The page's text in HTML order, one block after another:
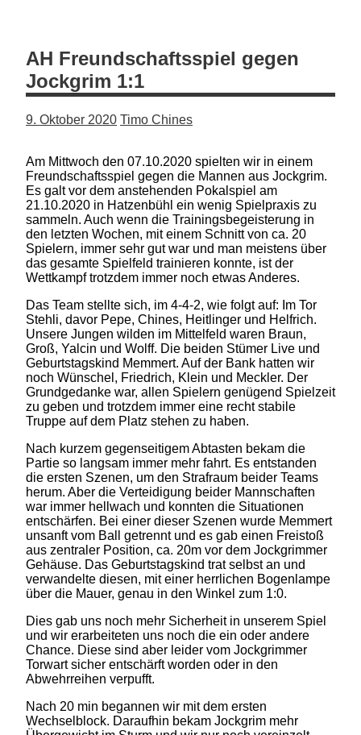
AH Freundschaftsspiel gegen
Jockgrim 1:1
9. Oktober 2020 Timo Chines
Am Mittwoch den 07.10.2020 spielten wir in einem
Freundschaftsspiel gegen die Mannen aus Jockgrim.
Es galt vor dem anstehenden Pokalspiel am
21.10.2020 in Hatzenbühl ein wenig Spielpraxis zu
sammeln. Auch wenn die Trainingsbegeisterung in
den letzten Wochen, mit einem Schnitt von ca. 20
Spielern, immer sehr gut war und man meistens über
das gesamte Spielfeld trainieren konnte, ist der
Wettkampf trotzdem immer noch etwas Anderes.
Das Team stellte sich, im 4-4-2, wie folgt auf: Im Tor
Stehli, davor Pepe, Chines, Heitlinger und Helfrich.
Unsere Jungen wilden im Mittelfeld waren Braun,
Groß, Yalcin und Wolff. Die beiden Stümer Live und
Geburtstagskind Memmert. Auf der Bank hatten wir
noch Wünschel, Friedrich, Klein und Meckler. Der
Grundgedanke war, allen Spielern genügend Spielzeit
zu geben und trotzdem immer eine recht stabile
Truppe auf dem Platz stehen zu haben.
Nach kurzem gegenseitigem Abtasten bekam die
Partie so langsam immer mehr fahrt. Es entstanden
die ersten Szenen, um den Strafraum beider Teams
herum. Aber die Verteidigung beider Mannschaften
war immer hellwach und konnten die Situationen
entschärfen. Bei einer dieser Szenen wurde Memmert
unsanft vom Ball getrennt und es gab einen Freistoß
aus zentraler Position, ca. 20m vor dem Jockgrimmer
Gehäuse. Das Geburtstagskind trat selbst an und
verwandelte diesen, mit einer herrlichen Bogenlampe
über die Mauer, genau in den Winkel zum 1:0.
Dies gab uns noch mehr Sicherheit in unserem Spiel
und wir erarbeiteten uns noch die ein oder andere
Chance. Diese sind aber leider vom Jockgrimmer
Torwart sicher entschärft worden oder in den
Abwehrreihen verpufft.
Nach 20 min begannen wir mit dem ersten
Wechselblock. Daraufhin bekam Jockgrim mehr